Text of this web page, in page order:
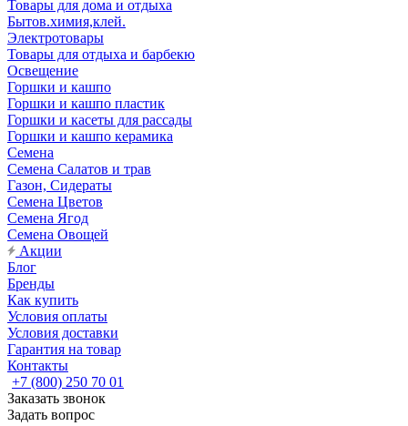
Товары для дома и отдыха
Бытов.химия,клей.
Электротовары
Товары для отдыха и барбекю
Освещение
Горшки и кашпо
Горшки и кашпо пластик
Горшки и касеты для рассады
Горшки и кашпо керамика
Семена
Семена Салатов и трав
Газон, Сидераты
Семена Цветов
Семена Ягод
Семена Овощей
Акции
Блог
Бренды
Как купить
Условия оплаты
Условия доставки
Гарантия на товар
Контакты
+7 (800) 250 70 01
Заказать звонок
Задать вопрос